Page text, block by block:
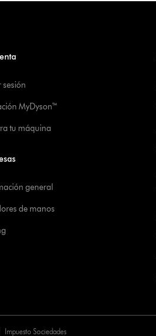
sesión
MyDyson™
tu máquina
general
de manos
Impuesto Sociedades